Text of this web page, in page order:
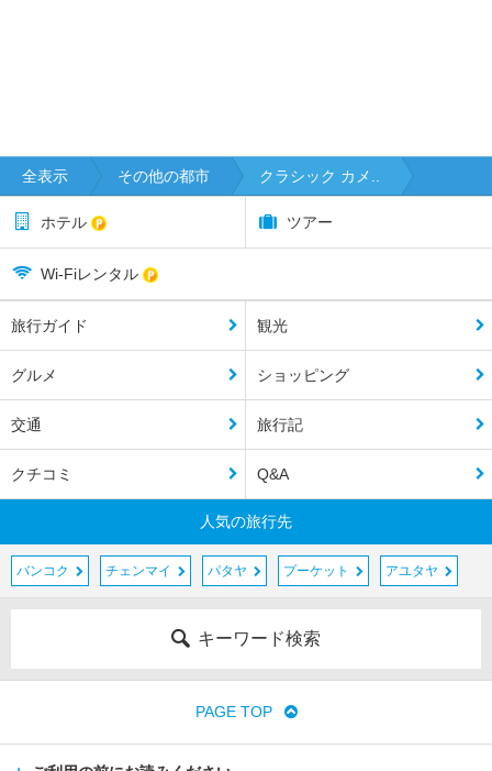
全表示 その他の都市 クラシック カメ..
ホテル ツアー
Wi-Fiレンタル
旅行ガイド 観光
グルメ ショッピング
交通 旅行記
クチコミ Q&A
人気の旅行先
バンコク チェンマイ パタヤ プーケット アユタヤ
キーワード検索
PAGE TOP